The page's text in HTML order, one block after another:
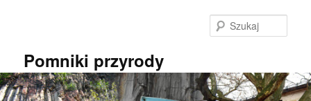
Pomniki przyrody